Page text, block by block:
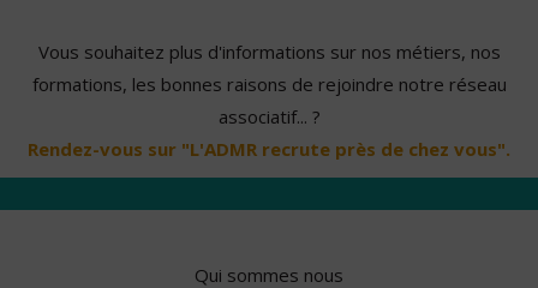
Vous souhaitez plus d'informations sur nos métiers, nos
formations, les bonnes raisons de rejoindre notre réseau
associatif... ?
Rendez-vous sur "L'ADMR recrute près de chez vous".
Qui sommes nous